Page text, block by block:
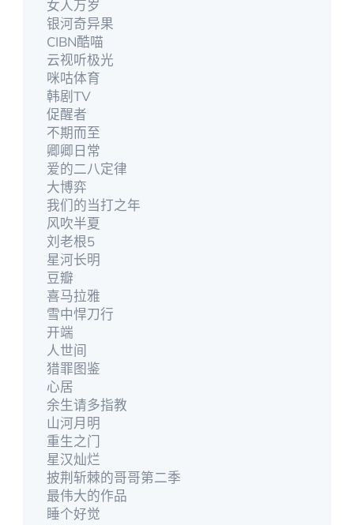
女人万岁
银河奇异果
CIBN酷喵
云视听极光
咪咕体育
韩剧TV
促醒者
不期而至
卿卿日常
爱的二八定律
大博弈
我们的当打之年
风吹半夏
刘老根5
星河长明
豆瓣
喜马拉雅
雪中悍刀行
开端
人世间
猎罪图鉴
心居
余生请多指教
山河月明
重生之门
星汉灿烂
披荆斩棘的哥哥第二季
最伟大的作品
睡个好觉